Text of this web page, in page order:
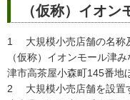
（仮称）イオ
1 大規模小売店舗の名称
（仮称）イオンモール津み
津市高茶屋小森町145番地
2 大規模小売店舗を設置